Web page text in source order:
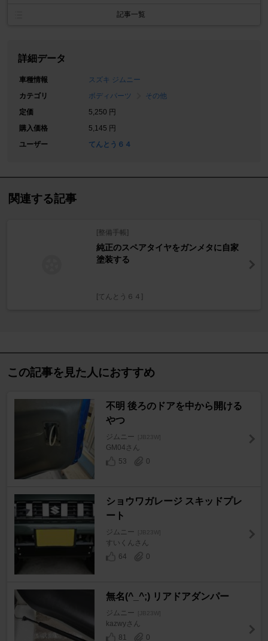
記事一覧
詳細データ
車種情報
スズキ ジムニー
カテゴリ
ボディパーツ
その他
定価
5,250 円
購入価格
5,145 円
ユーザー
てんとう６４
関連する記事
[整備手帳]
純正のスペアタイヤをガンメタに自家
塗装する
[てんとう６４]
この記事を見た人におすすめ
不明 後ろのドアを中から開ける
やつ
ジムニー [JB23W]
GM04さん
53
0
ショウワガレージ スキッドプレ
ート
ジムニー [JB23W]
すいくんさん
64
0
無名(^_^;) リアドアダンパー
ジムニー [JB23W]
kazwyさん
81
0